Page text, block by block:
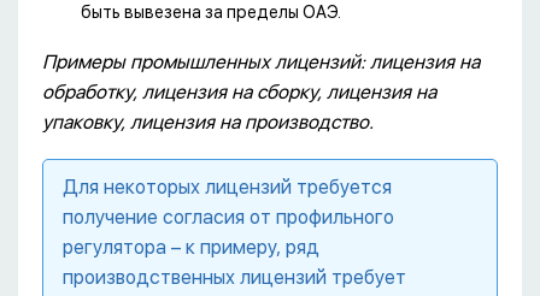
быть вывезена за пределы ОАЭ.
Примеры промышленных лицензий: лицензия на
обработку, лицензия на сборку, лицензия на
упаковку, лицензия на производство.
Для некоторых лицензий требуется
получение согласия от профильного
регулятора – к примеру, ряд
производственных лицензий требует